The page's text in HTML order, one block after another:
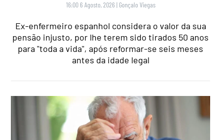
16:00 6 Agosto, 2026 | Gonçalo Viegas
Ex-enfermeiro espanhol considera o valor da sua
pensão injusto, por lhe terem sido tirados 50 anos
para "toda a vida", após reformar-se seis meses
antes da idade legal